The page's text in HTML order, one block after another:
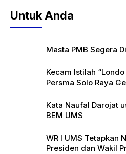
Untuk Anda
Masta PMB Segera
Kecam Istilah
Persma Solo Raya
Kata Naufal Darojat
BEM UMS
WR I UMS Tetapkan
Presiden dan Wakil